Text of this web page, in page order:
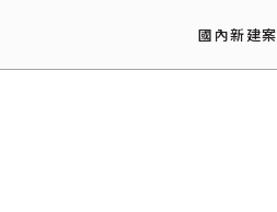
國內新建案